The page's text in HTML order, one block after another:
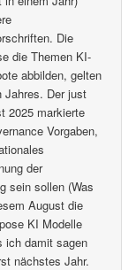
Die
die Themen KI-
abbilden, gelten
Jahres. Der just
2025 markierte
Vorgaben,
der
sein sollen (Was
August die
KI Modelle
ich damit sagen
nächstes Jahr.